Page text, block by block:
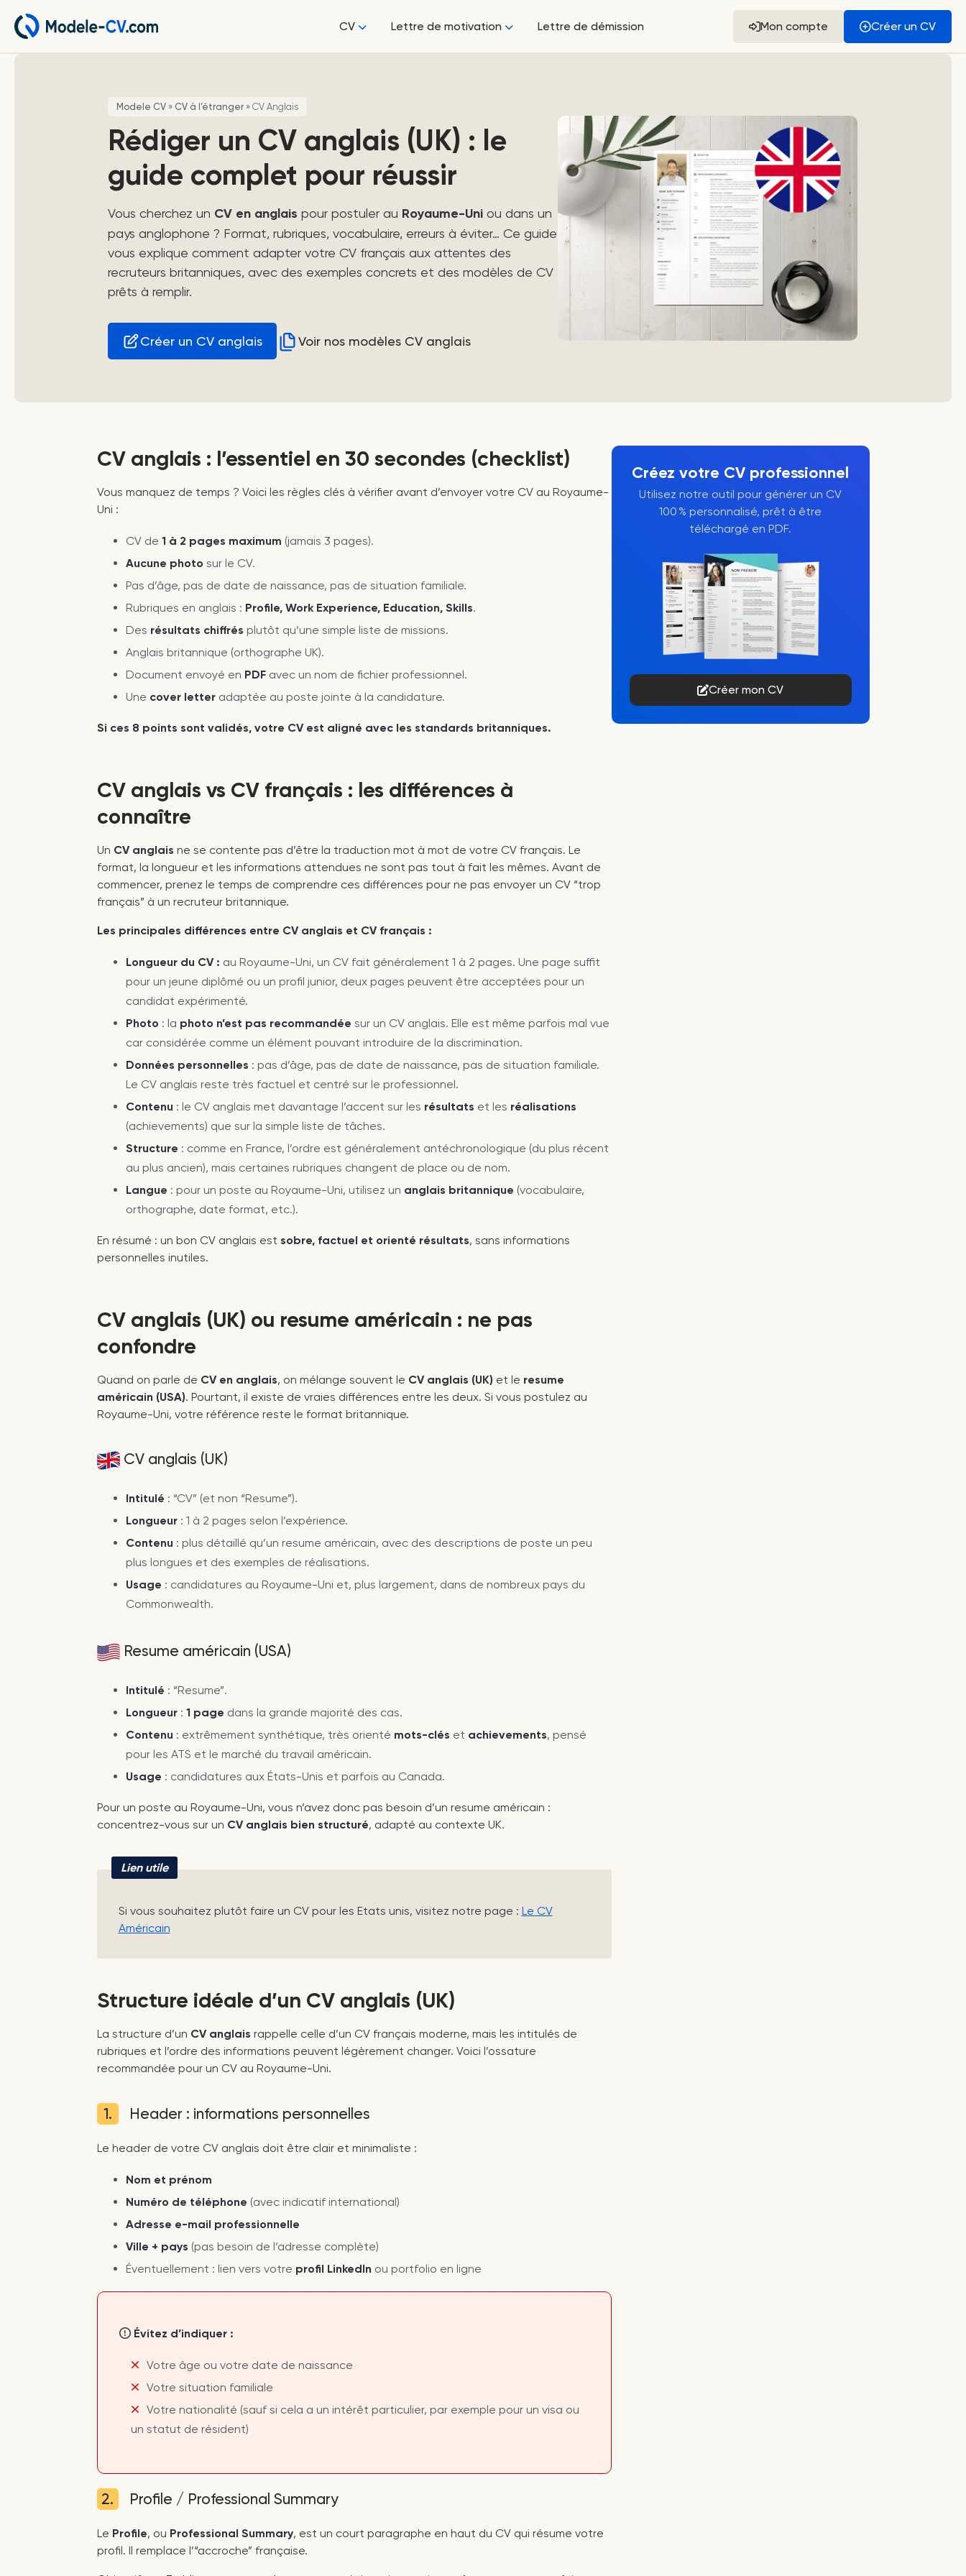
CV Lettre de motivation Lettre de démission Mon compte Créer un CV
Modele CV » CV à l’étranger »CV Anglais
Rédiger un CV anglais (UK) : le
guide complet pour réussir
Vous cherchez un CV en anglais pour postuler au Royaume-Uni ou dans un
pays anglophone ? Format, rubriques, vocabulaire, erreurs à éviter… Ce guide
vous explique comment adapter votre CV français aux attentes des
recruteurs britanniques, avec des exemples concrets et des modèles de CV
prêts à remplir.
Créer un CV anglais Voir nos modèles CV anglais
Créez votre CV professionnel
Utilisez notre outil pour générer un CV
100 % personnalisé, prêt à être
téléchargé en PDF.
Créer mon CV
CV anglais : l’essentiel en 30 secondes (checklist)
Vous manquez de temps ? Voici les règles clés à vérifier avant d’envoyer votre CV au Royaume-
Uni :
CV de 1 à 2 pages maximum (jamais 3 pages).
Aucune photo sur le CV.
Pas d’âge, pas de date de naissance, pas de situation familiale.
Rubriques en anglais : Profile, Work Experience, Education, Skills.
Des résultats chiffrés plutôt qu’une simple liste de missions.
Anglais britannique (orthographe UK).
Document envoyé en PDFavec un nom de fichier professionnel.
Une cover letteradaptée au poste jointe à la candidature.
Si ces 8 points sont validés, votre CV est aligné avec les standards britanniques.
CV anglais vs CV français : les différences à
connaître
Un CV anglais ne se contente pas d’être la traduction mot à mot de votre CV français. Le
format, la longueur et les informations attendues ne sont pas tout à fait les mêmes. Avant de
commencer, prenez le temps de comprendre ces différences pour ne pas envoyer un CV “trop
français” à un recruteur britannique.
Les principales différences entre CV anglais et CV français :
Longueur du CV : au Royaume-Uni, un CV fait généralement 1 à 2 pages. Une page suffit
pour un jeune diplômé ou un profil junior, deux pages peuvent être acceptées pour un
candidat expérimenté.
Photo : la photo n’est pas recommandée sur un CV anglais. Elle est même parfois mal vue
car considérée comme un élément pouvant introduire de la discrimination.
Données personnelles : pas d’âge, pas de date de naissance, pas de situation familiale.
Le CV anglais reste très factuel et centré sur le professionnel.
Contenu : le CV anglais met davantage l’accent sur les résultats et les réalisations
(achievements) que sur la simple liste de tâches.
Structure : comme en France, l’ordre est généralement antéchronologique (du plus récent
au plus ancien), mais certaines rubriques changent de place ou de nom.
Langue : pour un poste au Royaume-Uni, utilisez un anglais britannique (vocabulaire,
orthographe, date format, etc.).
En résumé : un bon CV anglais est sobre, factuel et orienté résultats, sans informations
personnelles inutiles.
CV anglais (UK) ou resume américain : ne pas
confondre
Quand on parle de CV en anglais, on mélange souvent le CV anglais (UK) et le resume
américain (USA). Pourtant, il existe de vraies différences entre les deux. Si vous postulez au
Royaume-Uni, votre référence reste le format britannique.
CV anglais (UK)
Intitulé : “CV” (et non “Resume”).
Longueur: 1 à 2 pages selon l’expérience.
Contenu : plus détaillé qu’un resume américain, avec des descriptions de poste un peu
plus longues et des exemples de réalisations.
Usage : candidatures au Royaume-Uni et, plus largement, dans de nombreux pays du
Commonwealth.
Resume américain (USA)
Intitulé : “Resume”.
Longueur: 1 page dans la grande majorité des cas.
Contenu : extrêmement synthétique, très orienté mots-clés et achievements, pensé
pour les ATS et le marché du travail américain.
Usage : candidatures aux États-Unis et parfois au Canada.
Pour un poste au Royaume-Uni, vous n’avez donc pas besoin d’un resume américain :
concentrez-vous sur un CV anglais bien structuré, adapté au contexte UK.
Lien utile
Si vous souhaitez plutôt faire un CV pour les Etats unis, visitez notre page : Le CV
Américain
Structure idéale d’un CV anglais (UK)
La structure d’un CV anglais rappelle celle d’un CV français moderne, mais les intitulés de
rubriques et l’ordre des informations peuvent légèrement changer. Voici l’ossature
recommandée pour un CV au Royaume-Uni.
1. Header : informations personnelles
Le header de votre CV anglais doit être clair et minimaliste :
Nom et prénom
Numéro de téléphone (avec indicatif international)
Adresse e-mail professionnelle
Ville + pays (pas besoin de l’adresse complète)
Éventuellement : lien vers votre profil LinkedIn ou portfolio en ligne
Évitez d’indiquer :
Votre âge ou votre date de naissance
Votre situation familiale
Votre nationalité (sauf si cela a un intérêt particulier, par exemple pour un visa ou
un statut de résident)
2. Profile / Professional Summary
Le Profile, ou Professional Summary, est un court paragraphe en haut du CV qui résume votre
profil. Il remplace l’“accroche” française.